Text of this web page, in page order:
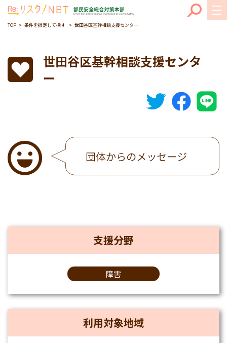
TOP 条件を指定して探す 世田谷区基幹相談支援センター
世田谷区基幹相談支援センタ
ー
支援分野
障害
利用対象地域